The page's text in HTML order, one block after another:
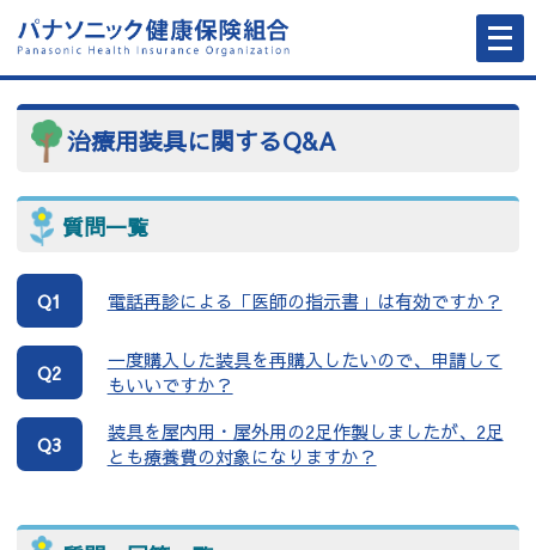
メ
ニ
ュ
ー
開
治療用装具に関するQ&A
質問一覧
Q1 電話再診による「医師の指示書」は有効ですか？
Q2
一度購入した装具を再購入したいので、申請して
もいいですか？
Q3
装具を屋内用・屋外用の2足作製しましたが、2足
とも療養費の対象になりますか？